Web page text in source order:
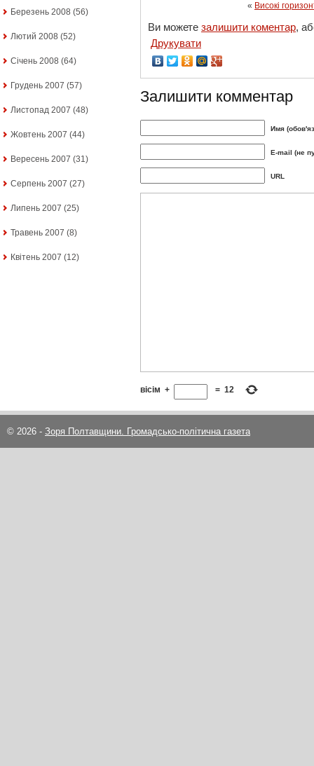
Березень 2008 (56)
Лютий 2008 (52)
Січень 2008 (64)
Грудень 2007 (57)
Листопад 2007 (48)
Жовтень 2007 (44)
Вересень 2007 (31)
Серпень 2007 (27)
Липень 2007 (25)
Травень 2007 (8)
Квітень 2007 (12)
« Високі
Ви можете залишити коментар,
Друкувати
Залишити комментар
Имя
E-mail (не
URL
вісім + = 12
© 2026 - Зоря Полтавщини. Громадсько-політична газета